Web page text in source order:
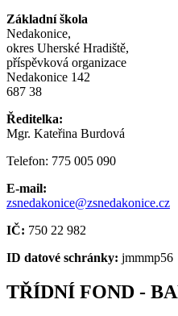
Základní škola
Nedakonice,
okres Uherské Hradiště,
příspěvková organizace
Nedakonice 142
687 38
Ředitelka:
Mgr. Kateřina Burdová
Telefon: 775 005 090
E-mail:
zsnedakonice@zsnedakonice.cz
IČ: 750 22 982
ID datové schránky: jmmmp56
TŘÍDNÍ FOND -